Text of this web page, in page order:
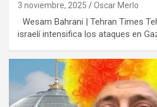
3 noviembre, 2025 Oscar Merlo
Wesam Bahrani | Tehran Times
israelí intensifica los ataques en